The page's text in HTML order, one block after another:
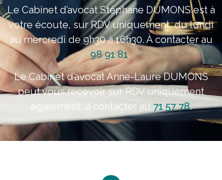
Le Cabinet d’avocat Stéphane DUMONS est à
votre écoute, sur RDV uniquement, du lundi
au mercredi de 9h30 à 16h30. À contacter au
98 91 81.
Le Cabinet d’avocat Anne-Laure DUMONS
peut vous recevoir sur RDV uniquement
également, à contacter au 71 57 78.